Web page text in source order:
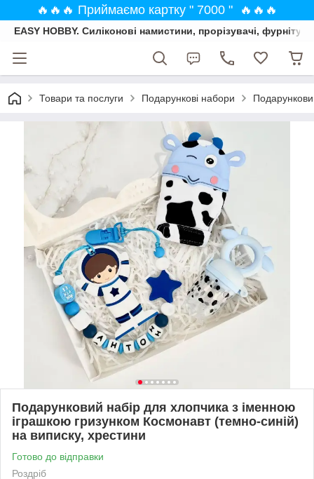
🔥🔥🔥 Приймаємо картку " 7000 " 🔥🔥🔥
EASY HOBBY. Силіконові намистини, прорізувачі,
Товари та послуги Подарункові набори
Подарунковий набір для хлопчика з іменною
іграшкою гризунком Космонавт (темно-синій)
на виписку, хрестини
Готово до відправки
Роздріб